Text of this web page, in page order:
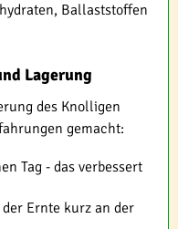
Ballaststoffen
Lagerung
des Knolligen
gemacht:
Tag - das verbessert
Ernte kurz an der